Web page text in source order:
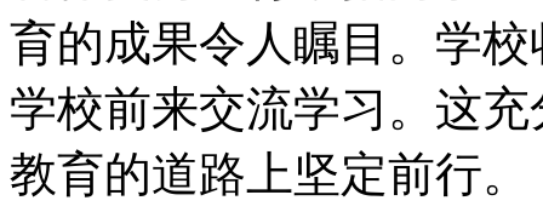
育的成果令人瞩目。学
学校前来交流学习。这
教育的道路上坚定前行。